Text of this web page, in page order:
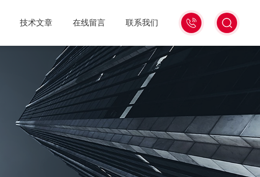
18516586104
微
技术文章 在线留言 联系我们